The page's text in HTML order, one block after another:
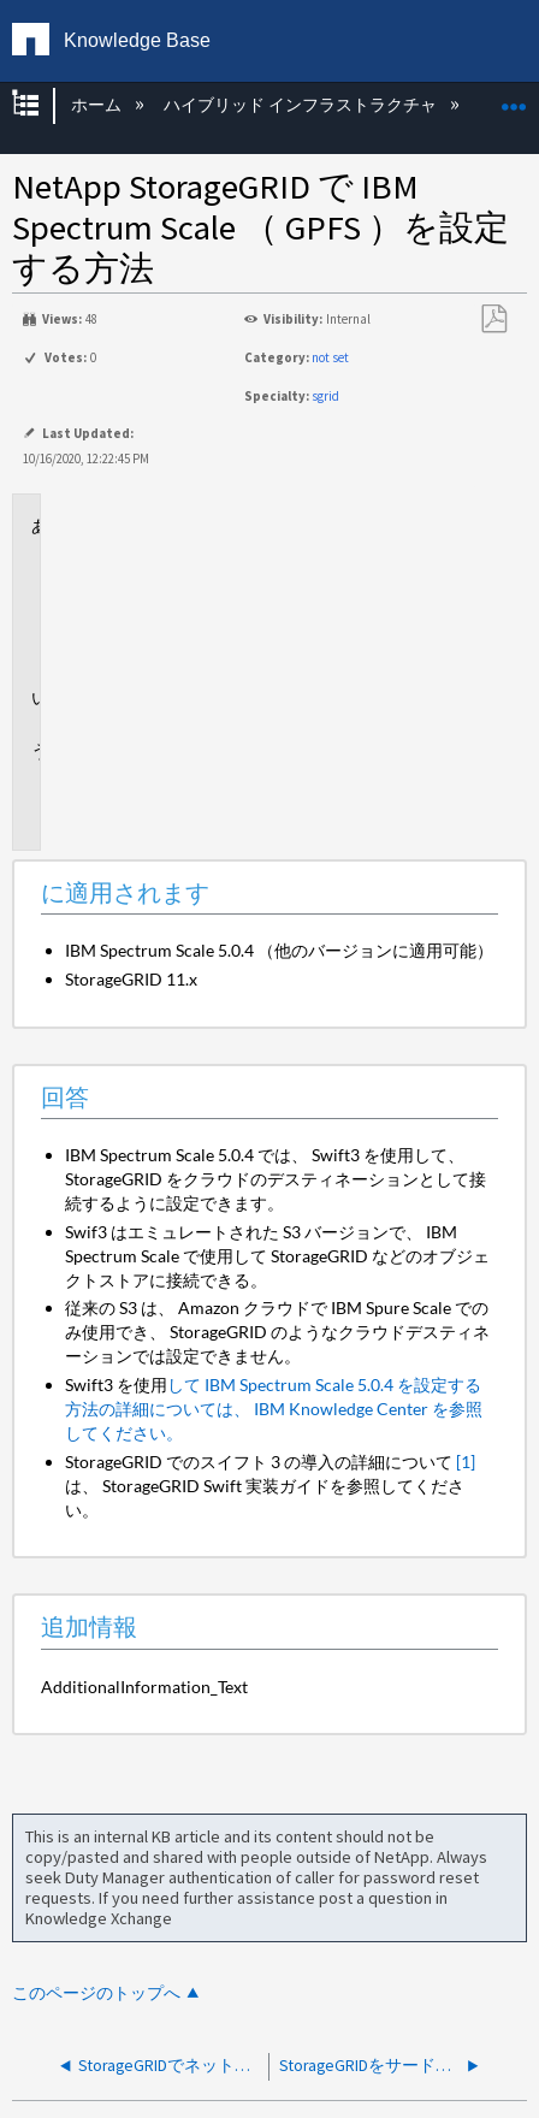
Knowledge Base
グローバル階層を展開/折りたたむ
ホーム ハイブリッド インフラストラクチャ
NetApp StorageGRID で IBM
Spectrum Scale （ GPFS ）を設定
する方法
Views: 48 Visibility: Internal
Votes: 0 Category: not set
Specialty: sgrid
Last Updated:
10/16/2020, 12:22:45 PM
に適用されます
IBM Spectrum Scale 5.0.4 （他のバージョンに適用可能）
StorageGRID 11.x
回答
IBM Spectrum Scale 5.0.4 では、 Swift3 を使用して、
StorageGRID をクラウドのデスティネーションとして接
続するように設定できます。
Swif3 はエミュレートされた S3 バージョンで、 IBM
Spectrum Scale で使用して StorageGRID などのオブジェ
クトストアに接続できる。
従来の S3 は、 Amazon クラウドで IBM Spure Scale での
み使用でき、 StorageGRID のようなクラウドデスティネ
ーションでは設定できません。
Swift3 を使用 して IBM Spectrum Scale 5.0.4 を設定する
方法の詳細については、 IBM Knowledge Center を参照
してください。
StorageGRID でのスイフト 3 の導入の詳細について [1]
は、 StorageGRID Swift 実装ガイドを参照してくださ
い。
追加情報
AdditionalInformation_Text
This is an internal KB article and its content should not be
copy/pasted and shared with people outside of NetApp. Always
seek Duty Manager authentication of caller for password reset
requests. If you need further assistance post a question in
Knowledge Xchange
このページのトップへ
StorageGRIDでネットワークトレースを収集する方法 StorageGRIDをサードパーティのレイヤー7ロードバランサーのIPベースで動作するように設定する方法